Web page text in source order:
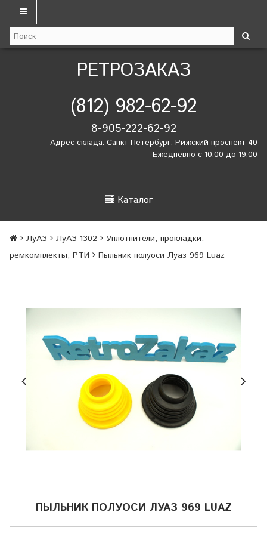
РЕТРОЗАКАЗ
(812) 982-62-92
8-905-222-62-92
Адрес склада: Санкт-Петербург, Рижский проспект 40
Ежедневно с 10:00 до 19:00
Каталог
ЛуАЗ ЛуАЗ 1302
Уплотнители, прокладки,
ремкомплекты, РТИ
Пыльник полуоси Луаз 969 Luaz
ПЫЛЬНИК ПОЛУОСИ ЛУАЗ 969 LUAZ